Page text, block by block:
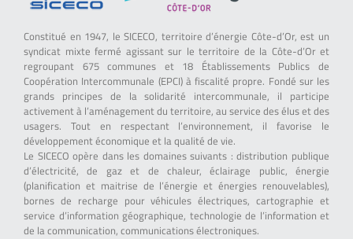
Constitué en 1947, le SICECO, territoire d’énergie Côte-d’Or, est un
syndicat mixte fermé agissant sur le territoire de la Côte-d’Or et
regroupant 675 communes et 18 Établissements Publics de
Coopération Intercommunale (EPCI) à fiscalité propre. Fondé sur les
grands principes de la solidarité intercommunale, il participe
activement à l’aménagement du territoire, au service des élus et des
usagers. Tout en respectant l’environnement, il favorise le
développement économique et la qualité de vie.
Le SICECO opère dans les domaines suivants : distribution publique
d’électricité, de gaz et de chaleur, éclairage public, énergie
(planification et maitrise de l’énergie et énergies renouvelables),
bornes de recharge pour véhicules électriques, cartographie et
service d’information géographique, technologie de l’information et
de la communication, communications électroniques.